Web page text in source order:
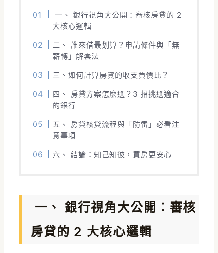
一、 銀行視角大公開：審核房貸的 2
大核心邏輯
二、 誰來借最划算？申請條件與「無
薪轉」解套法
三、如何計算房貸的收支負債比？
四、 房貸方案怎麼選？3 招挑選適合
的銀行
五、 房貸核貸流程與「防雷」必看注
意事項
六、 結論：知己知彼，買房更安心
一、 銀行視角大公開：審核
房貸的 2 大核心邏輯